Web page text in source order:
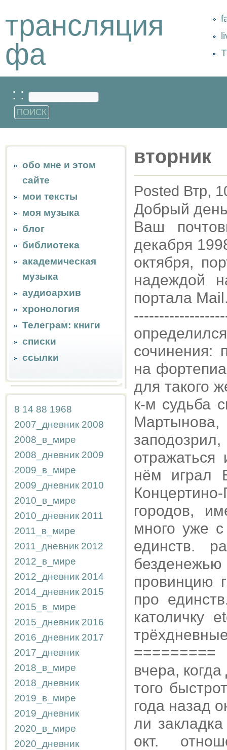
трансляция
фа
: :
обо мне и этом
сайте
мои тексты
моя музыка
блог
библиотека
академическая
музыка
аудиоархив
хронология
Телеграм: книги
списки
ссылки
8 14 88 1968
2007_дневник 2008
2008_в_мире
2008_дневник 2009
2009_в_мире
2009_дневник 2010
2010_в_мире
2010_дневник 2011
2011_в_мире
2011_дневник 2012
2012_в_мире
2012_дневник 2014
2014_дневник 2015
2015_в_мире
2015_дневник 2016
2016_дневник 2017
2017_дневник
2018_в_мире
2018_дневник
2019_в_мире
2019_дневник
2020_в_мире
2020_дневник
вторник
Posted Втр,
Добрый
Ваш
декабря
октября,
надеждой
портала
сочинения:
на
для такого
к-м судьба
нём играл
городов,
много уже
единств.
безденежью
провинцию
про
католичку
=========
вчера,
того
года назад
ли
окт.